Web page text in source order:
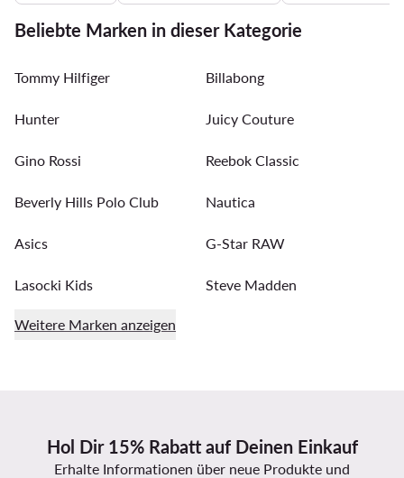
Beliebte Marken in dieser Kategorie
Tommy Hilfiger Billabong
Hunter Juicy Couture
Gino Rossi Reebok Classic
Beverly Hills Polo Club Nautica
Asics G-Star RAW
Lasocki Kids Steve Madden
Weitere Marken anzeigen
Hol Dir 15% Rabatt auf Deinen Einkauf
Erhalte Informationen über neue Produkte und